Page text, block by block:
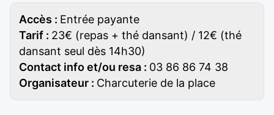
Accès : Entrée payante
Tarif : 23€ (repas + thé dansant) / 12€ (thé
dansant seul dès 14h30)
Contact info et/ou resa : 03 86 86 74 38
Organisateur : Charcuterie de la place